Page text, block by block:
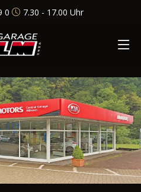
0 7.30 - 17.00 Uhr